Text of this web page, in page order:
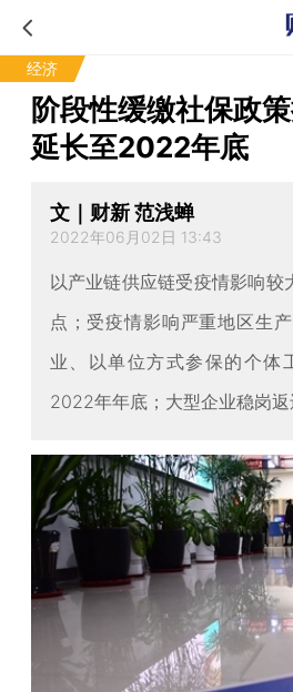
经济
阶段性缓缴社保政
延长至2022年底
文｜财新 范浅蝉
2022年06月02日 13:43
以产业链供应链受疫情影响
点；受疫情影响严重地区生
业、以单位方式参保的个体
2022年年底；大型企业稳岗